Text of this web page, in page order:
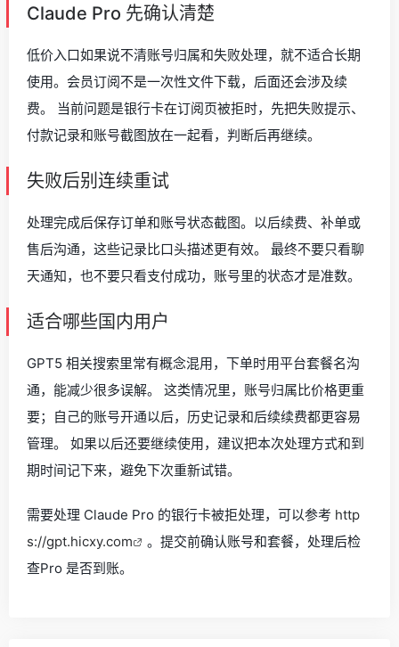
Claude Pro 先确认清楚
低价入口如果说不清账号归属和失败处理，就不适合长期
使用。会员订阅不是一次性文件下载，后面还会涉及续
费。 当前问题是银行卡在订阅页被拒时，先把失败提示、
付款记录和账号截图放在一起看，判断后再继续。
失败后别连续重试
处理完成后保存订单和账号状态截图。以后续费、补单或
售后沟通，这些记录比口头描述更有效。 最终不要只看聊
天通知，也不要只看支付成功，账号里的状态才是准数。
适合哪些国内用户
GPT5 相关搜索里常有概念混用，下单时用平台套餐名沟
通，能减少很多误解。 这类情况里，账号归属比价格更重
要；自己的账号开通以后，历史记录和后续续费都更容易
管理。 如果以后还要继续使用，建议把本次处理方式和到
期时间记下来，避免下次重新试错。
需要处理 Claude Pro 的银行卡被拒处理，可以参考 http
s://gpt.hicxy.com
。提交前确认账号和套餐，处理后检
查Pro 是否到账。